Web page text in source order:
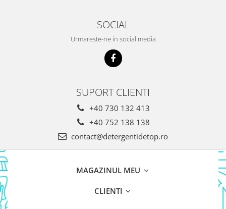
SOCIAL
Urmareste-ne in social media
SUPORT CLIENTI
+40 730 132 413
+40 752 138 138
contact@detergentidetop.ro
MAGAZINUL MEU
CLIENTI